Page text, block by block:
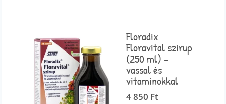
Floradix
Floravital szirup
(250 ml) –
vassal és
vitaminokkal
4 850 Ft